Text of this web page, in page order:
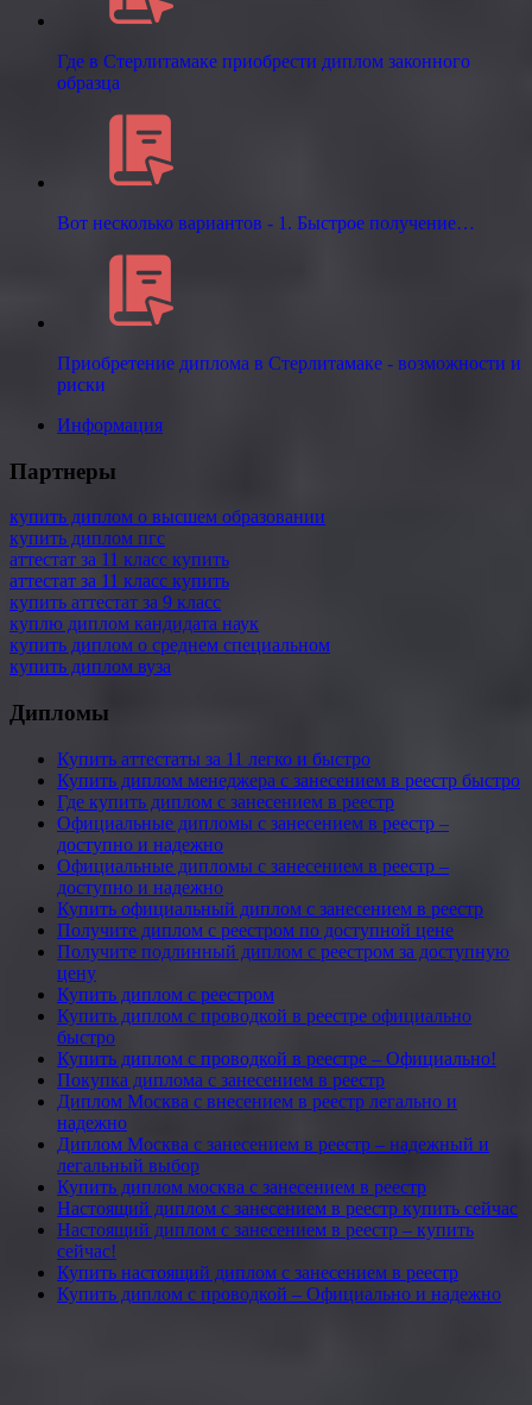
Где в Стерлитамаке приобрести диплом законного
образца
Вот несколько вариантов - 1. Быстрое получение…
Приобретение диплома в Стерлитамаке - возможности и
риски
Информация
Партнеры
купить диплом о высшем образовании
купить диплом пгс
аттестат за 11 класс купить
аттестат за 11 класс купить
купить аттестат за 9 класс
куплю диплом кандидата наук
купить диплом о среднем специальном
купить диплом вуза
Дипломы
Купить аттестаты за 11 легко и быстро
Купить диплом менеджера с занесением в реестр быстро
Где купить диплом с занесением в реестр
Официальные дипломы с занесением в реестр –
доступно и надежно
Официальные дипломы с занесением в реестр –
доступно и надежно
Купить официальный диплом с занесением в реестр
Получите диплом с реестром по доступной цене
Получите подлинный диплом с реестром за доступную
цену
Купить диплом с реестром
Купить диплом с проводкой в реестре официально
быстро
Купить диплом с проводкой в реестре – Официально!
Покупка диплома с занесением в реестр
Диплом Москва с внесением в реестр легально и
надежно
Диплом Москва с занесением в реестр – надежный и
легальный выбор
Купить диплом москва с занесением в реестр
Настоящий диплом с занесением в реестр купить сейчас
Настоящий диплом с занесением в реестр – купить
сейчас!
Купить настоящий диплом с занесением в реестр
Купить диплом с проводкой – Официально и надежно